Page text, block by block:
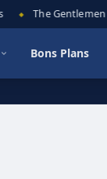
The Gentlemen
Bons Plans